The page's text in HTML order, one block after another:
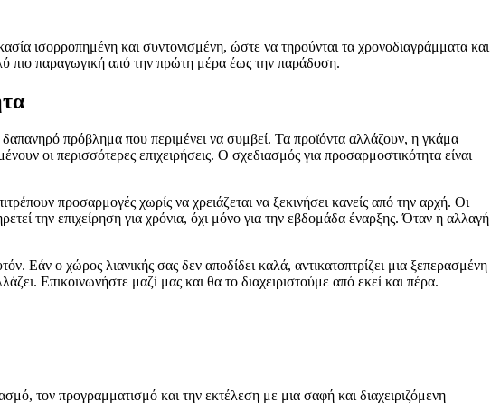
ισορροπημένη και συντονισμένη, ώστε να τηρούνται τα χρονοδιαγράμματα και
πιο παραγωγική από την πρώτη μέρα έως την παράδοση.
πρόβλημα που περιμένει να συμβεί. Τα προϊόντα αλλάζουν, η γκάμα
οι περισσότερες επιχειρήσεις. Ο σχεδιασμός για προσαρμοστικότητα είναι
προσαρμογές χωρίς να χρειάζεται να ξεκινήσει κανείς από την αρχή. Οι
την επιχείρηση για χρόνια, όχι μόνο για την εβδομάδα έναρξης. Όταν η αλλαγή
Εάν ο χώρος λιανικής σας δεν αποδίδει καλά, αντικατοπτρίζει μια ξεπερασμένη
Επικοινωνήστε μαζί μας και θα το διαχειριστούμε από εκεί και πέρα.
τον προγραμματισμό και την εκτέλεση με μια σαφή και διαχειριζόμενη